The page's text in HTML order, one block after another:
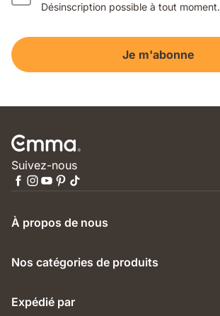
Désinscription possible à tout moment.
Je m'abonne
Suivez-nous
À propos de nous
Nos catégories de produits
Expédié par